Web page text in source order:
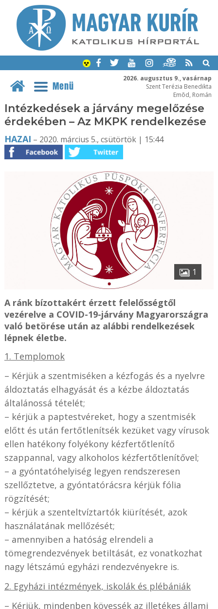
2026. augusztus 9., vasárnap
Szent Terézia Benedikta
Emõd, Román
Menü
Intézkedések a járvány megelőzése
érdekében – Az MKPK rendelkezése
HAZAI – 2020. március 5., csütörtök | 15:44
1
A ránk bízottakért érzett felelősségtől
vezérelve a COVID-19-járvány Magyarországra
való betörése után az alábbi rendelkezések
lépnek életbe.
1. Templomok
– Kérjük a szentmiséken a kézfogás és a nyelvre
áldoztatás elhagyását és a kézbe áldoztatás
általánossá tételét;
– kérjük a paptestvéreket, hogy a szentmisék
előtt és után fertőtlenítsék kezüket vagy vírusok
ellen hatékony folyékony kézfertőtlenítő
szappannal, vagy alkoholos kézfertőtlenítővel;
– a gyóntatóhelyiség legyen rendszeresen
szellőztetve, a gyóntatórácsra kérjük fólia
rögzítését;
– kérjük a szenteltvíztartók kiürítését, azok
használatának mellőzését;
– amennyiben a hatóság elrendeli a
tömegrendezvények betiltását, ez vonatkozhat
nagy létszámú egyházi rendezvényekre is.
2. Egyházi intézmények, iskolák és plébániák
– Kérjük, mindenben kövessék az illetékes állami